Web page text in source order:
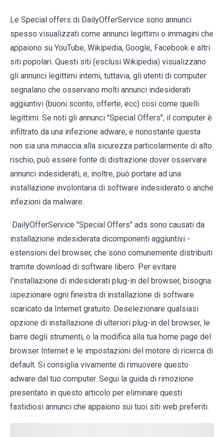
Le Special offers di DailyOfferService sono annunci
spesso visualizzati come annunci legittimi o immagini che
appaiono su YouTube, Wikipedia, Google, Facebook e altri
siti popolari. Questi siti (esclusi Wikipedia) visualizzano
gli annunci legittimi interni, tuttavia, gli utenti di computer
segnalano che osservano molti annunci indesiderati
aggiuntivi (buoni sconto, offerte, ecc) così come quelli
legittimi. Se noti gli annunci "Special Offers", il computer è
infiltrato da una infezione adware, e nonostante questa
non sia una minaccia alla sicurezza particolarmente di alto
rischio, può essere fonte di distrazione dover osservare
annunci indesiderati, e, inoltre, può portare ad una
installazione involontaria di software indesiderato o anche
infezioni da malware.
DailyOfferService "Special Offers" ads sono causati da
installazione indesiderata dicomponenti aggiuntivi -
estensioni del browser, che sono comunemente distribuiti
tramite download di software libero. Per evitare
l'installazione di indesiderati plug-in del browser, bisogna
ispezionare ogni finestra di installazione di software
scaricato da Internet gratuito. Deselezionare qualsiasi
opzione di installazione di ulteriori plug-in del browser, le
barre degli strumenti, o la modifica alla tua home page del
browser Internet e le impostazioni del motore di ricerca di
default. Si consiglia vivamente di rimuovere questo
adware dal tuo computer. Segui la guida di rimozione
presentato in questo articolo per eliminare questi
fastidiosi annunci che appaiono sui tuoi siti web preferiti.